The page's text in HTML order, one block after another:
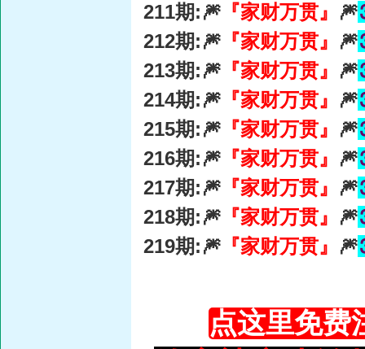
211期:🎆 『家财万贯』 🎆
212期:🎆 『家财万贯』 🎆
213期:🎆 『家财万贯』 🎆
214期:🎆 『家财万贯』 🎆
215期:🎆 『家财万贯』 🎆
216期:🎆 『家财万贯』 🎆
217期:🎆 『家财万贯』 🎆
218期:🎆 『家财万贯』 🎆
219期:🎆 『家财万贯』 🎆
点这里免费